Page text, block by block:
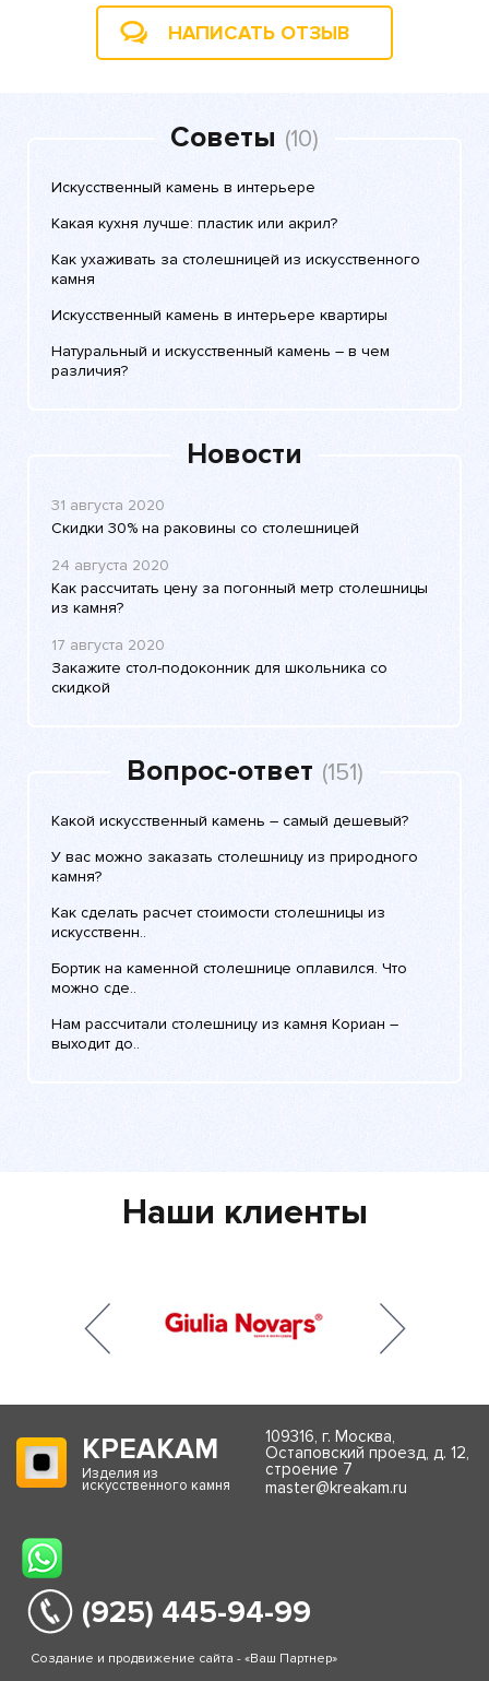
НАПИСАТЬ ОТЗЫВ
Советы (10)
Искусственный камень в интерьере
Какая кухня лучше: пластик или акрил?
Как ухаживать за столешницей из искусственного
камня
Искусственный камень в интерьере квартиры
Натуральный и искусственный камень – в чем
различия?
Новости
31 августа 2020
Скидки 30% на раковины со столешницей
24 августа 2020
Как рассчитать цену за погонный метр столешницы
из камня?
17 августа 2020
Закажите стол-подоконник для школьника со
скидкой
Вопрос-ответ (151)
Какой искусственный камень – самый дешевый?
У вас можно заказать столешницу из природного
камня?
Как сделать расчет стоимости столешницы из
искусственн..
Бортик на каменной столешнице оплавился. Что
можно сде..
Нам рассчитали столешницу из камня Кориан –
выходит до..
Наши клиенты
КРЕАКАМ
Изделия из
искусственного камня
109316, г. Москва,
Остаповский проезд, д. 12,
строение 7
master@kreakam.ru
(925) 445-94-99
Создание и продвижение сайта - «Ваш Партнер»